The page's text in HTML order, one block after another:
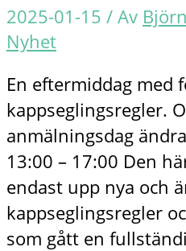
2025-01-15 / Av
Nyhet
En eftermiddag med
kappseglingsregler.
anmälningsdag
13:00 – 17:00 Den
endast upp nya och
kappseglingsregler
som gått en